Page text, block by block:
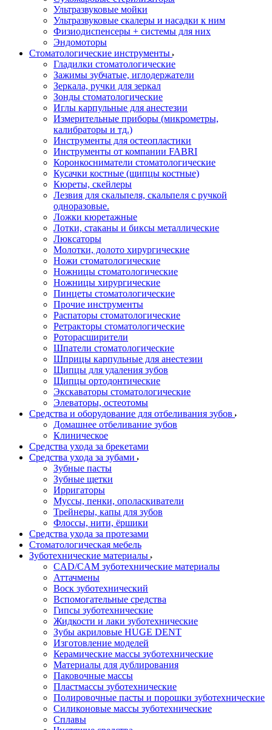
Ультразвуковые мойки
Ультразвуковые скалеры и насадки к ним
Физиодиспенсеры + системы для них
Эндомоторы
Стоматологические инструменты
Гладилки стоматологические
Зажимы зубчатые, иглодержатели
Зеркала, ручки для зеркал
Зонды стоматологические
Иглы карпульные для анестезии
Измерительные приборы (микрометры,
калибраторы и тд.)
Инструменты для остеопластики
Инструменты от компании FABRI
Коронкосниматели стоматологические
Кусачки костные (щипцы костные)
Кюреты, скейлеры
Лезвия для скальпеля, скальпеля с ручкой
одноразовые.
Ложки кюретажные
Лотки, стаканы и биксы металлические
Люксаторы
Молотки, долото хирургические
Ножи стоматологические
Ножницы стоматологические
Ножницы хирургические
Пинцеты стоматологические
Прочие инструменты
Распаторы стоматологические
Ретракторы стоматологические
Роторасширители
Шпатели стоматологические
Шприцы карпульные для анестезии
Щипцы для удаления зубов
Щипцы ортодонтические
Экскаваторы стоматологические
Элеваторы, остеотомы
Средства и оборудование для отбеливания зубов
Домашнее отбеливание зубов
Клиническое
Средства ухода за брекетами
Средства ухода за зубами
Зубные пасты
Зубные щетки
Ирригаторы
Муссы, пенки, ополаскиватели
Трейнеры, капы для зубов
Флоссы, нити, ёршики
Средства ухода за протезами
Стоматологическая мебель
Зуботехнические материалы
CAD/CAM зуботехнические материалы
Аттачмены
Воск зуботехнический
Вспомогательные средства
Гипсы зуботехнические
Жидкости и лаки зуботехнические
Зубы акриловые HUGE DENT
Изготовление моделей
Керамические массы зуботехнические
Материалы для дублирования
Паковочные массы
Пластмассы зуботехнические
Полировочные пасты и порошки зуботехнические
Силиконовые массы зуботехнические
Сплавы